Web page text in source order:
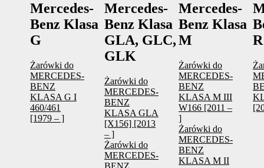
Mercedes-
Benz Klasa
G
Żarówki do
MERCEDES-
BENZ
KLASA G I
460/461
[1979 – ]
Mercedes-
Benz Klasa
GLA, GLC,
GLK
Żarówki do
MERCEDES-
BENZ
KLASA GLA
[X156] [2013
– ]
Żarówki do
MERCEDES-
Mercedes-
Benz Klasa
M
Żarówki do
MERCEDES-
BENZ
KLASA M III
W166 [2011 –
]
Żarówki do
MERCEDES-
BENZ
KLASA M II
R